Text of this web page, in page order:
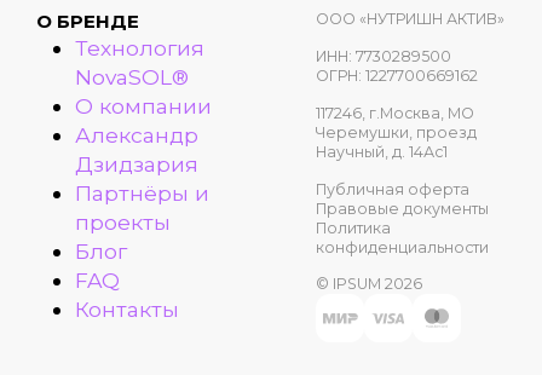
О БРЕНДЕ
Технология
NovaSOL®
О компании
Александр
Дзидзария
Партнёры и
проекты
Блог
FAQ
Контакты
ООО «НУТРИШН АКТИВ»
ИНН: 7730289500
ОГРН: 1227700669162
117246, г.Москва, МО
Черемушки, проезд
Научный, д. 14Ас1
Публичная оферта
Правовые документы
Политика
конфиденциальности
© IPSUM 2026